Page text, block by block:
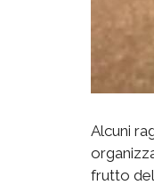
Alcuni
frutto